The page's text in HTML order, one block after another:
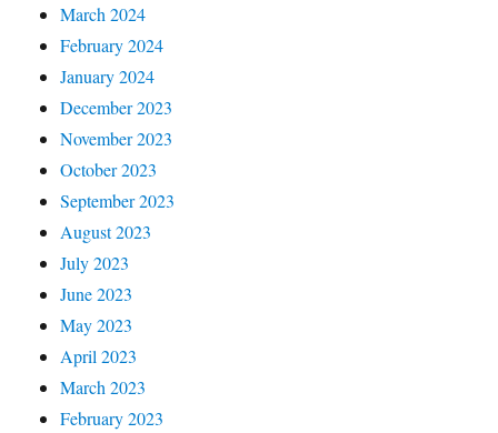
March 2024
February 2024
January 2024
December 2023
November 2023
October 2023
September 2023
August 2023
July 2023
June 2023
May 2023
April 2023
March 2023
February 2023